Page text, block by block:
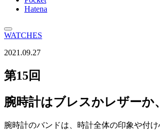
Hatena
WATCHES
2021.09.27
第15回
腕時計はブレスかレザーか
腕時計のバンドは、時計全体の印象や付